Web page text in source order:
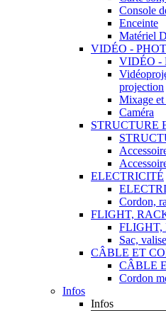
Console
Enceinte
Matériel
VIDÉO -
VIDÉO -
projection
Mixage et
Caméra
STRUCTURE
ELECTRICITÉ
Cordon,
FLIGHT,
FLIGHT,
Sac,
CÂBLE ET
CÂBLE
Cordon
Infos
Infos